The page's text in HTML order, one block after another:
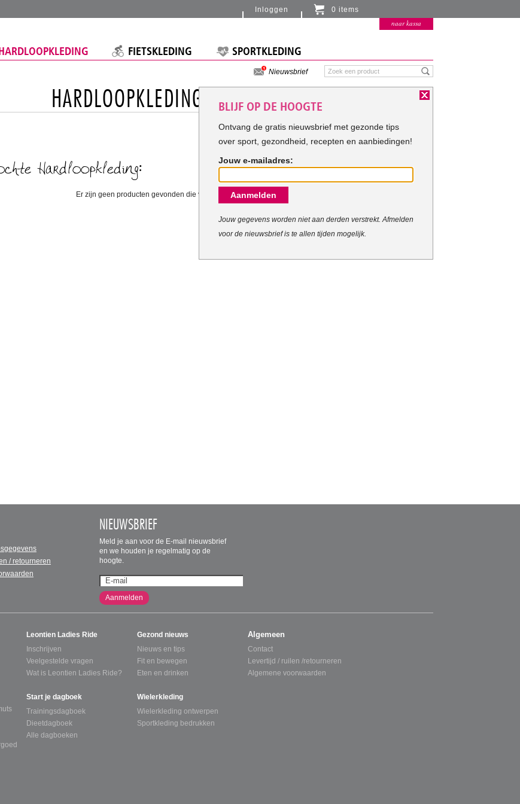
HARDLOOPKLEDING
Hardloopkleding:
Er zijn geen producten gevonden die voldoen aan uw criteria.
FIETSKLEDING SPORTKLEDING
Nieuwsbrief
Inloggen 0 items
Er zitten momenteel geen artikelen in de
naar kassa
/ retourneren
NIEUWSBRIEF
Meld je aan voor de E-mail nieuwsbrief
en we houden je regelmatig op de
hoogte.
Aanmelden
Leontien Ladies Ride
Inschrijven
Veelgestelde vragen
Wat is Leontien Ladies Ride?
Start je dagboek
Trainingsdagboek
Dieetdagboek
Alle dagboeken
Gezond nieuws
Nieuws en tips
Fit en bewegen
Eten en drinken
Wielerkleding
Wielerkleding ontwerpen
Sportkleding bedrukken
Algemeen
Contact
Levertijd / ruilen /retourneren
Algemene voorwaarden
BLIJF OP DE HOOGTE
Ontvang de gratis nieuwsbrief met gezonde tips
over sport, gezondheid, recepten en aanbiedingen!
Jouw e-mailadres:
Aanmelden
Jouw gegevens worden niet aan derden verstrekt. Afmelden
voor de nieuwsbrief is te allen tijden mogelijk.